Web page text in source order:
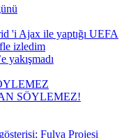
yakışmadı
SÖYLEMEZ!
Fulya Projesi